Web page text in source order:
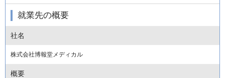
就業先の概要
社名
株式会社博報堂メディカル
概要